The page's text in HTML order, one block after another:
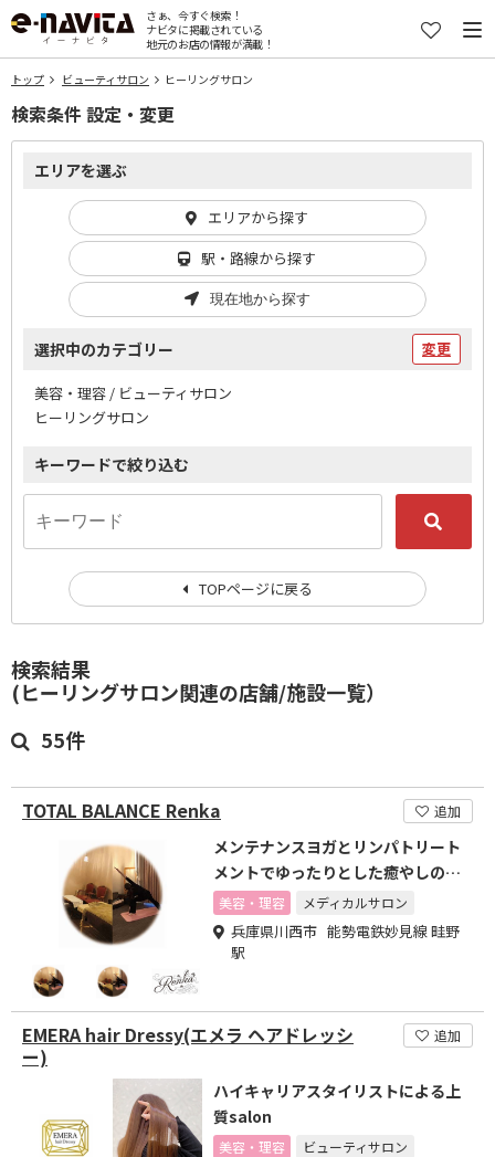
さぁ、今すぐ検索！
ナビタに掲載されている
地元のお店の情報が満載！
トップ ビューティサロン ヒーリングサロン
検索結果
(ヒーリングサロン関連の店舗/施設一覧）
55件
TOTAL BALANCE Renka 追加
メンテナンスヨガとリンパトリート
メントでゆったりとした癒やしの時
間をあなたに。
美容・理容 メディカルサロン
兵庫県川西市 能勢電鉄妙見線 畦野
駅
EMERA hair Dressy(エメラ ヘアドレッシ
ー)
追加
ハイキャリアスタイリストによる上
質salon
美容・理容 ビューティサロン
検索条件 設定・変更
エリアを選ぶ
エリアから探す
駅・路線から探す
現在地から探す
選択中のカテゴリー 変更
美容・理容 / ビューティサロン
ヒーリングサロン
キーワードで絞り込む
TOPページに戻る